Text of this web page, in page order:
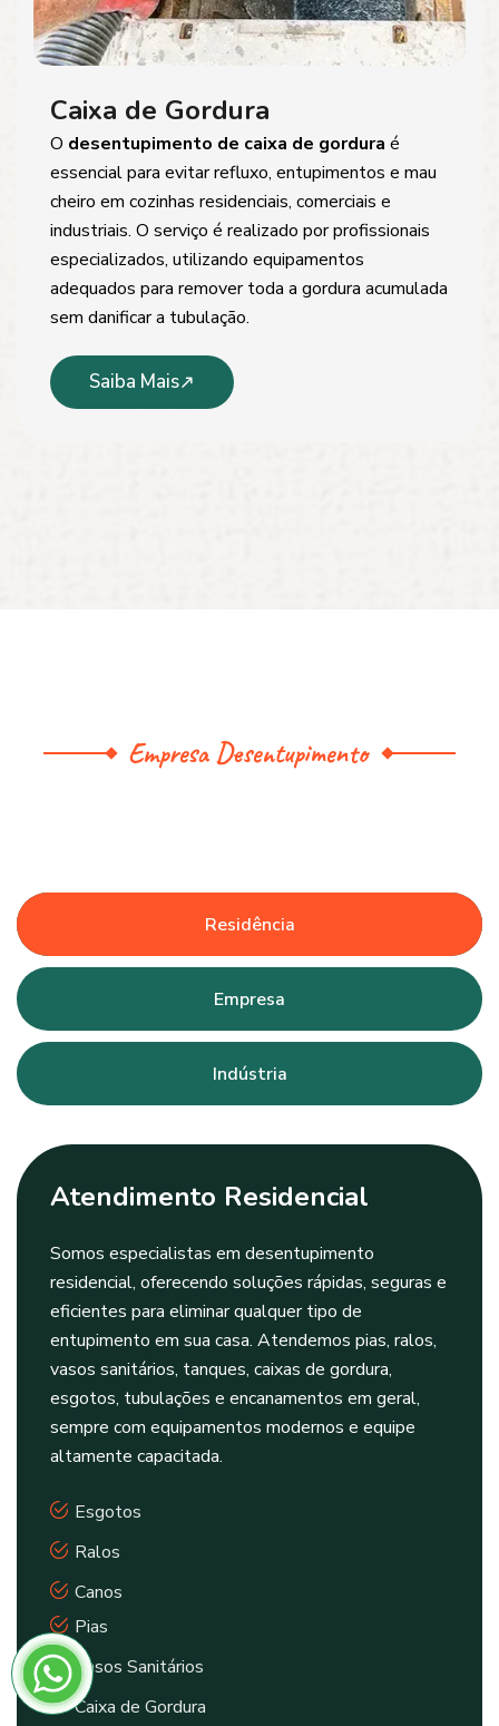
Caixa de Gordura
O desentupimento de caixa de gordura é
essencial para evitar refluxo, entupimentos e mau
cheiro em cozinhas residenciais, comerciais e
industriais. O serviço é realizado por profissionais
especializados, utilizando equipamentos
adequados para remover toda a gordura acumulada
sem danificar a tubulação.
Saiba Mais
Empresa Desentupimento
Residência
Empresa
Indústria
Atendimento Residencial
Somos especialistas em desentupimento
residencial, oferecendo soluções rápidas, seguras e
eficientes para eliminar qualquer tipo de
entupimento em sua casa. Atendemos pias, ralos,
vasos sanitários, tanques, caixas de gordura,
esgotos, tubulações e encanamentos em geral,
sempre com equipamentos modernos e equipe
altamente capacitada.
Esgotos
Ralos
Canos
Pias
Vasos Sanitários
Caixa de Gordura